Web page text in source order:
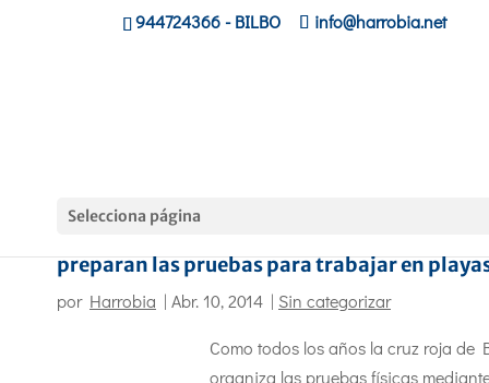
944724366- BILBO info@harrobia.net
Selecciona página
preparan las pruebas para trabajar en
por Harrobia | Abr. 10, 2014 | Sin categorizar
Como todos los años la cruz roja de
organiza las pruebas físicas